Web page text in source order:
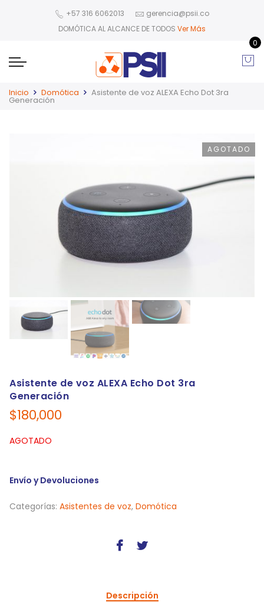
+57 316 6062013
gerencia@psii.co
DOMÓTICA AL ALCANCE DE TODOS Ver Más
0
Inicio Domótica Asistente de voz ALEXA Echo Dot 3ra
Generación
AGOTADO
Asistente de voz ALEXA Echo Dot 3ra
Generación
$180,000
AGOTADO
Envío y Devoluciones
Categorías: Asistentes de voz, Domótica
Descripción